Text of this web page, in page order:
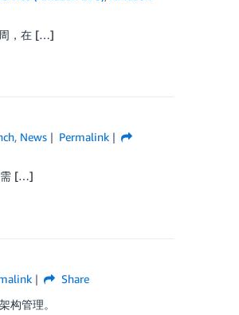
周，在 […]
, News
Permalink
需 […]
Share
构管理。